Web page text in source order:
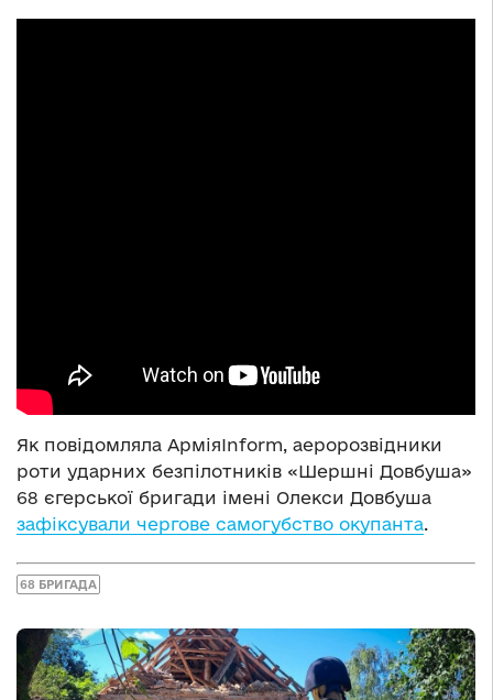
Як повідомляла АрміяInform, аеророзвідники
роти ударних безпілотників «Шершні Довбуша»
68 єгерської бригади імені Олекси Довбуша
зафіксували чергове самогубство окупанта.
68 БРИГАДА